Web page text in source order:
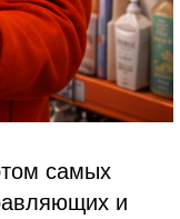
самых
и